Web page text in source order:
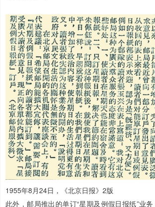
1955年8月24日，《北京日报》2版
此外，邮局推出的单订“星期及例假日报纸”业